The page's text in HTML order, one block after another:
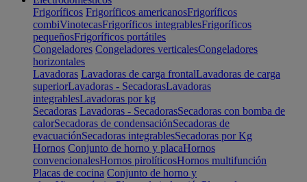
Frigoríficos Frigoríficos americanosFrigoríficos
combiVinotecasFrigoríficos integrablesFrigoríficos
pequeñosFrigoríficos portátiles
Congeladores Congeladores verticalesCongeladores
horizontales
Lavadoras Lavadoras de carga frontalLavadoras de carga
superiorLavadoras - SecadorasLavadoras
integrablesLavadoras por kg
Secadoras Lavadoras - SecadorasSecadoras con bomba de
calorSecadoras de condensaciónSecadoras de
evacuaciónSecadoras integrablesSecadoras por Kg
Hornos Conjunto de horno y placaHornos
convencionalesHornos pirolíticosHornos multifunción
Placas de cocina Conjunto de horno y